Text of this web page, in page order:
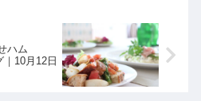
ハム
10月12日